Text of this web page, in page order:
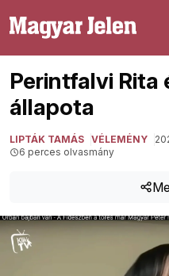
Perintfalvi Rita
állapota
LIPTÁK TAMÁS VÉLEMÉNY
6 perces olvasmány